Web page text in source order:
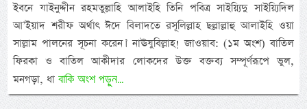
ইবনে যাইনুদ্দীন রহমতুল্লাহি আলাইহি তিনি পবিত্র সাইয়্যিদু সাইয়্যিদিল
আ’ইয়াদ শরীফ অর্থাৎ ঈদে বিলাদতে রসূলিল্লাহ ছল্লাল্লাহু আলাইহি ওয়া
সাল্লাম পালনের সূচনা করেন।’ নাঊযুবিল্লাহ! জাওয়াব: (১ম অংশ) বাতিল
ফিরকা ও বাতিল আকীদার লোকদের উক্ত বক্তব্য সম্পূর্ণরূপে ভুল,
মনগড়া, ধাবাকি অংশ পড়ুন...